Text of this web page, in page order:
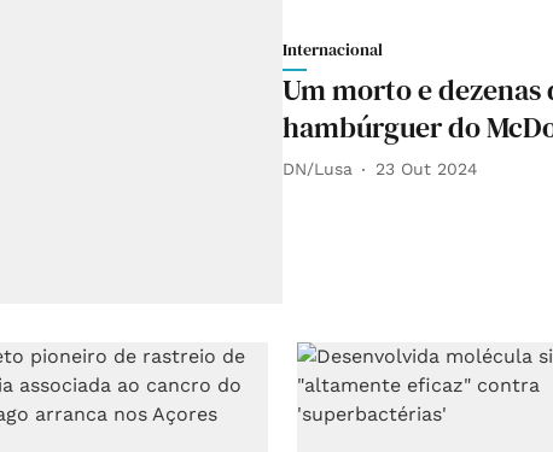
Internacional
Um morto e
hambúrguer do
DN/Lusa 23 Out 2024